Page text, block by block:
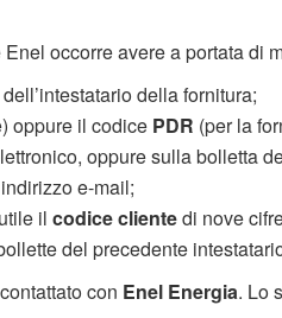
occorre avere a portata di
della fornitura;
oppure il codice PDR (per la
oppure sulla bolletta
e-mail;
il codice clientedi nove
del precedente
con Enel Energia. Lo